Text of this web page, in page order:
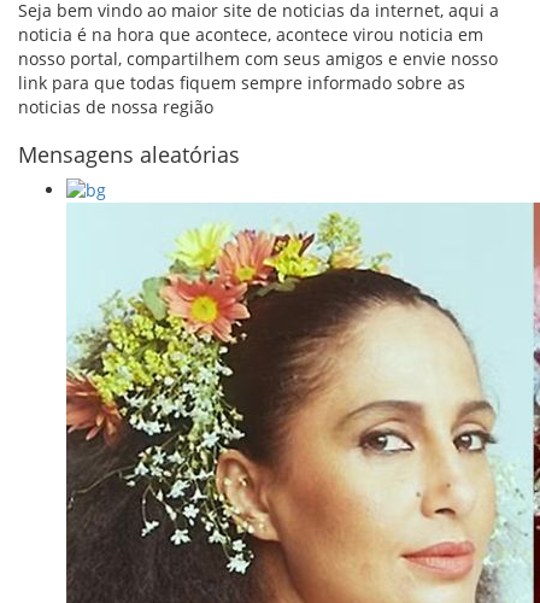
Seja bem vindo ao maior site de noticias da internet, aqui a
noticia é na hora que acontece, acontece virou noticia em
nosso portal, compartilhem com seus amigos e envie nosso
link para que todas fiquem sempre informado sobre as
noticias de nossa região
Mensagens aleatórias